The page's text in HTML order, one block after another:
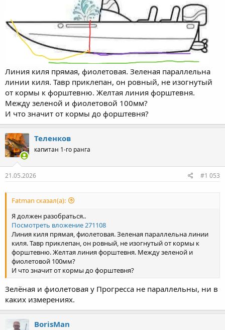
Линия киля прямая, фиолетовая. Зеленая параллельна
линии киля. Тавр приклепан, он ровный, не изогнутый
от кормы к форштевню. Желтая линия форштевня.
Между зеленой и фиолетовой 100мм?
И что значит от кормы до форштевня?
Теленков
капитан 1-го ранга
21.05.2026 #1 053
Fatman сказал(а):
Я должен разобраться..
Посмотреть вложение 271108
Линия киля прямая, фиолетовая. Зеленая параллельна линии
киля. Тавр приклепан, он ровный, не изогнутый от кормы к
форштевню. Желтая линия форштевня. Между зеленой и
фиолетовой 100мм?
И что значит от кормы до форштевня?
Зелёная и фиолетовая у Прогресса не параллельны, ни в
каких измерениях.
BorisMan